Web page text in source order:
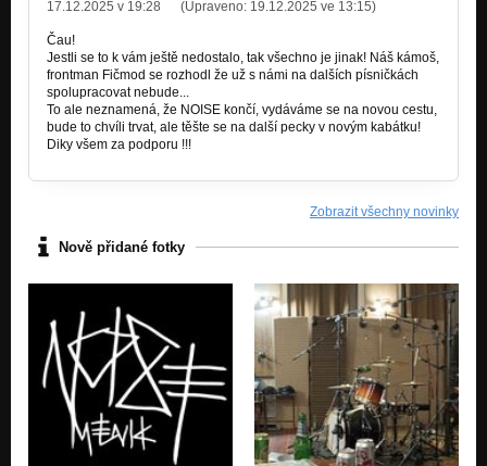
17.12.2025 v 19:28 (Upraveno: 19.12.2025 ve 13:15)
Čau!
Jestli se to k vám ještě nedostalo, tak všechno je jinak! Náš kámoš,
frontman Fičmod se rozhodl že už s námi na dalších písničkách
spolupracovat nebude...
To ale neznamená, že NOISE končí, vydáváme se na novou cestu,
bude to chvíli trvat, ale těšte se na další pecky v novým kabátku!
Diky všem za podporu !!!
Zobrazit všechny novinky
Nově přidané fotky